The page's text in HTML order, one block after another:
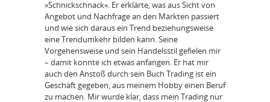
»Schnickschnack«. Er erklärte, was aus Sicht von
Angebot und Nachfrage an den Märkten passiert
und wie sich daraus ein Trend beziehungsweise
eine Trendumkehr bilden kann. Seine
Vorgehensweise und sein Handelsstil gefielen mir
– damit konnte ich etwas anfangen. Er hat mir
auch den Anstoß durch sein Buch Trading ist ein
Geschäft gegeben, aus meinem Hobby einen Beruf
zu machen. Mir wurde klar, dass mein Trading nur